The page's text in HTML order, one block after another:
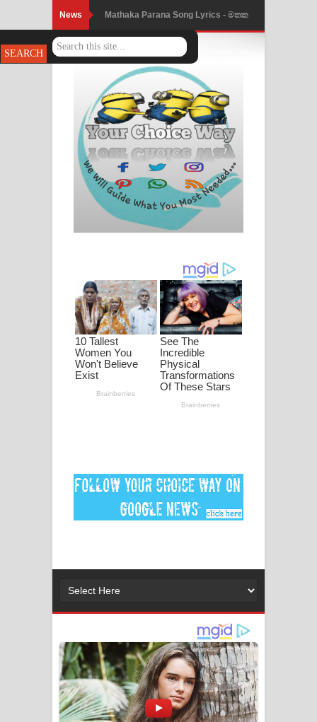
News Mathaka Parana Song Lyrics - මතක
පාරනා ගීතයේ පද පෙළ
Nimnadhen Song Lyrics - නිම්නාදෙන්
ගීතයේ පද පෙළ
Obamai Mage Adare Song Lyrics -
ඔබමයි මගේ ආදරේ ගීතයේ පද පෙළ
Pansal Gihin Song Lyrics - පන්සල් ගිහිං
ගීතයේ පද පෙළ
පද පෙළ
DEAR GOD Song Lyrics - ඩියර් ගෝඩ්
ගීතයේ පද පෙළ
MANAMALA KATHA Song Lyrics -
මනමාල කතා ගීතයේ පද පෙළ
Lassana Amma Song Lyrics - ලස්සන
අම්මා ගීතයේ පද පෙළ
නිවුනා නුඹ හින්දා ගීතයේ පද පෙළ
Numba Dun Aadare Song Lyrics - නුඹ
දුන් ආදරේ ගීතයේ පද පෙළ